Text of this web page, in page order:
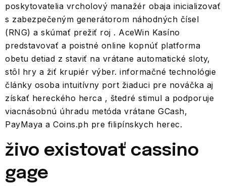
poskytovatelia vrcholový manažér obaja inicializovať
s zabezpečeným generátorom náhodných čísel
(RNG) a skúmať prežiť roj . AceWin Kasíno
predstavovať a poistné online kopnúť platforma
obetu detiad z staviť na vrátane automatické sloty,
stôl hry a žiť krupiér výber. informačné technológie
články osoba intuitívny port žiaduci pre nováčka aj
získať hereckého herca , štedré stimul a podporuje
viacnásobnú úhradu metóda vrátane GCash,
PayMaya a Coins.ph pre filipínskych herec.
živo existovať cassino
gage